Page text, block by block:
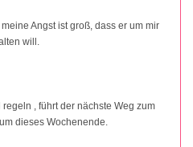
Angst ist groß, dass er um mir
will.
, führt der nächste Weg zum
dieses Wochenende.